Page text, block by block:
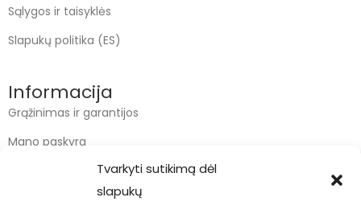
Tvarkyti sutikimą dėl
slapukų
Sąlygos ir taisyklės
Slapukų politika (ES)
Informacija
Grąžinimas ir garantijos
Mano paskyra